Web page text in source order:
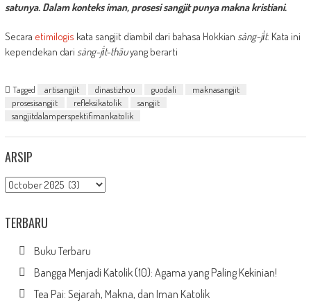
satunya. Dalam konteks iman, prosesi sangjit punya makna kristiani.
Secara etimilogis kata sangjit diambil dari bahasa Hokkian sàng-ji̍t. Kata ini
kependekan dari sàng-ji̍t-thâuyang berarti
Tagged artisangjit dinastizhou guodali
maknasangjit
prosesisangjit
refleksikatolik
sangjit
sangjitdalamperspektifimankatolik
ARSIP
Arsip
TERBARU
Buku Terbaru
Bangga Menjadi Katolik (10): Agama yang Paling Kekinian!
Tea Pai: Sejarah, Makna, dan Iman Katolik